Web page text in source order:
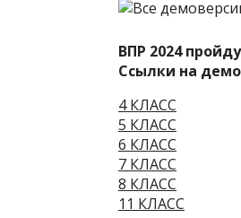
ВПР 2024
Ссылки на
4 КЛАСС
5 КЛАСС
6 КЛАСС
7 КЛАСС
8 КЛАСС
11 КЛАСС